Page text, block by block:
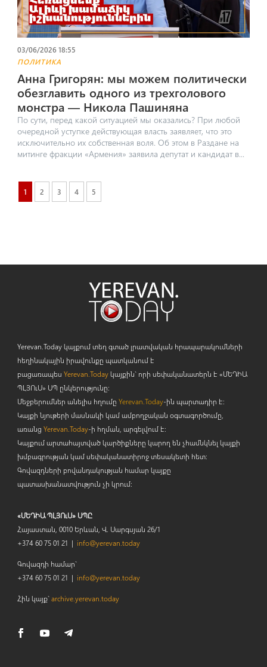
03/06/2026 18:55
ПОЛИТИКА
Анна Григорян: мы можем политически
обезглавить одного из трехголового
монстра — Никола Пашиняна
По сути, перед какой ситуацией мы оказались? При любой
очередной уступке действующая власть заявляет, что это
исключительно их собственная воля. Об этом в Раздане на
митинге фракции «Армения» заявила депутат и кандидат в...
1 2 3 4 5
Yerevan.Today կայքում տեղ գտած լրատվական հրապարակումների
հեղինակային իրավունքը պատկանում է
բացառապես Yerevan.Todayկայքին` որի սեփականատերն է «ՄԵԴԻԱ
ՊԼՅՈւՍ» ՍՊ ընկերությունը։
Մեջբերումներ անելիս հղումը Yerevan.Today-ին պարտադիր է:
Կայքի նյութերի մասնակի կամ ամբողջական օգտագործումը,
առանց Yerevan.Today-ի հղման, արգելվում է:
Կայքում արտահայտված կարծիքները կարող են չհամնկնել կայքի
խմբագրության կամ սեփականատիրոջ տեսակետի հետ:
Գովազդների բովանդակության համար կայքը
պատասխանատվություն չի կրում:
«ՄԵԴԻԱ ՊԼՅՈւՍ» ՍՊԸ
Հայաստան, 0010 Երևան, Վ. Սարգսյան 26/1
+374 60 75 01 21 | info@yerevan.today
Գովազդի համար`
+374 60 75 01 21 | info@yerevan.today
Հին կայք`archive.yerevan.today